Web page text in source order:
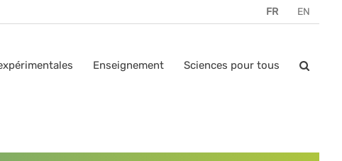
FR EN
Enseignement Sciences pour tous